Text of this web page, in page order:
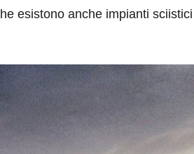
esistono anche impianti sciistici